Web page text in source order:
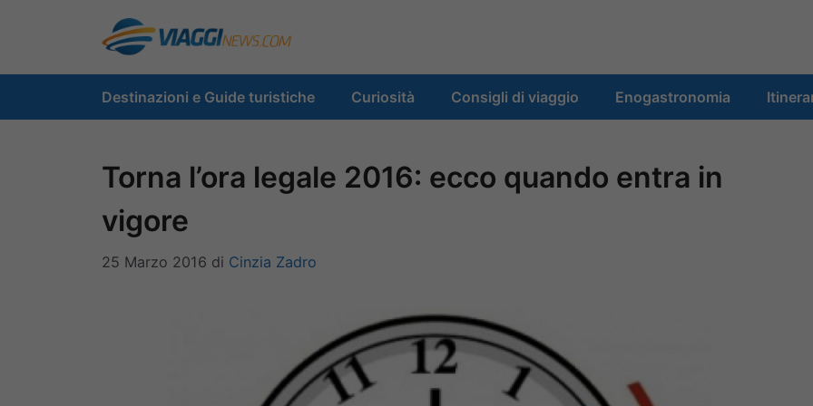
contenuto
Destinazioni e Guide turistiche Curiosità Consigli di viaggio Enogastronomia
Torna l’ora legale 2016: ecco quando entra in
vigore
25 Marzo 2016 di Cinzia Zadro